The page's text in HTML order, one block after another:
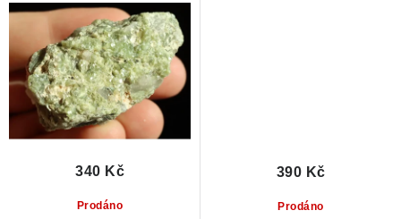
Prodáno
340 Kč
Prodáno
390 Kč